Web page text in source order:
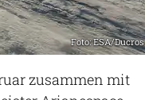
Foto: ESA/Ducros
zusammen mit